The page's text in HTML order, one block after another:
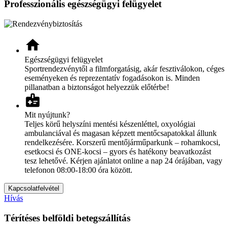
Professzionális egészségügyi felügyelet
home_health
Egészségügyi felügyelet
Sportrendezvénytől a filmforgatásig, akár fesztiválokon, céges
eseményeken és reprezentatív fogadásokon is. Minden
pillanatban a biztonságot helyezzük előtérbe!
medical_information
Mit nyújtunk?
Teljes körű helyszíni mentési készenléttel, oxyológiai
ambulanciával és magasan képzett mentőcsapatokkal állunk
rendelkezésére. Korszerű mentőjárműparkunk – rohamkocsi,
esetkocsi és ONE-kocsi – gyors és hatékony beavatkozást
tesz lehetővé. Kérjen ajánlatot online a nap 24 órájában, vagy
telefonon 08:00-18:00 óra között.
Kapcsolatfelvétel
Hívás
Térítéses belföldi betegszállítás